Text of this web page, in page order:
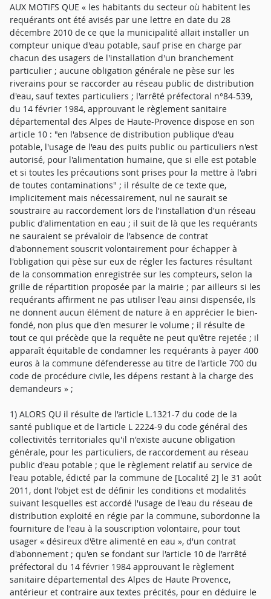
AUX MOTIFS QUE « les habitants du secteur où habitent les
requérants ont été avisés par une lettre en date du 28
décembre 2010 de ce que la municipalité allait installer un
compteur unique d'eau potable, sauf prise en charge par
chacun des usagers de l'installation d'un branchement
particulier ; aucune obligation générale ne pèse sur les
riverains pour se raccorder au réseau public de distribution
d'eau, sauf textes particuliers ; l'arrêté préfectoral n°84-539,
du 14 février 1984, approuvant le règlement sanitaire
départemental des Alpes de Haute-Provence dispose en son
article 10 : "en l'absence de distribution publique d'eau
potable, l'usage de l'eau des puits public ou particuliers n'est
autorisé, pour l'alimentation humaine, que si elle est potable
et si toutes les précautions sont prises pour la mettre à l'abri
de toutes contaminations" ; il résulte de ce texte que,
implicitement mais nécessairement, nul ne saurait se
soustraire au raccordement lors de l'installation d'un réseau
public d'alimentation en eau ; il suit de là que les requérants
ne sauraient se prévaloir de l'absence de contrat
d'abonnement souscrit volontairement pour échapper à
l'obligation qui pèse sur eux de régler les factures résultant
de la consommation enregistrée sur les compteurs, selon la
grille de répartition proposée par la mairie ; par ailleurs si les
requérants affirment ne pas utiliser l'eau ainsi dispensée, ils
ne donnent aucun élément de nature à en apprécier le bien-
fondé, non plus que d'en mesurer le volume ; il résulte de
tout ce qui précède que la requête ne peut qu'être rejetée ; il
apparaît équitable de condamner les requérants à payer 400
euros à la commune défenderesse au titre de l'article 700 du
code de procédure civile, les dépens restant à la charge des
demandeurs » ;
1) ALORS QU il résulte de l'article L.1321-7 du code de la
santé publique et de l'article L 2224-9 du code général des
collectivités territoriales qu'il n'existe aucune obligation
générale, pour les particuliers, de raccordement au réseau
public d'eau potable ; que le règlement relatif au service de
l'eau potable, édicté par la commune de [Localité 2] le 31 août
2011, dont l'objet est de définir les conditions et modalités
suivant lesquelles est accordé l'usage de l'eau du réseau de
distribution exploité en régie par la commune, subordonne la
fourniture de l'eau à la souscription volontaire, pour tout
usager « désireux d'être alimenté en eau », d'un contrat
d'abonnement ; qu'en se fondant sur l'article 10 de l'arrêté
préfectoral du 14 février 1984 approuvant le règlement
sanitaire départemental des Alpes de Haute Provence,
antérieur et contraire aux textes précités, pour en déduire le